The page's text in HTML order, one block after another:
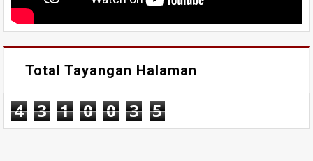
Total Tayangan Halaman
4 3 1 0 0 3 5